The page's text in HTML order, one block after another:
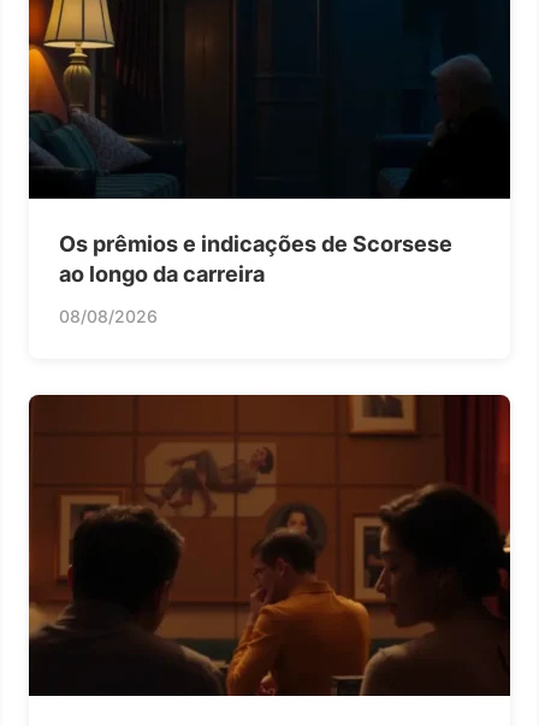
Os prêmios e indicações de Scorsese
ao longo da carreira
08/08/2026